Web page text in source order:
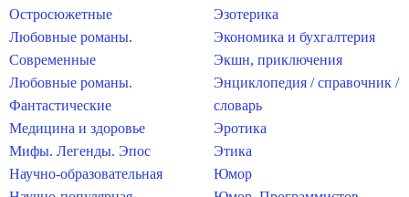
Остросюжетные
Любовные романы.
Современные
Любовные романы.
Фантастические
Медицина и здоровье
Мифы. Легенды. Эпос
Научно-образовательная
Эзотерика
Экономика и бухгалтерия
Экшн, приключения
Энциклопедия / справочник /
словарь
Эротика
Этика
Юмор